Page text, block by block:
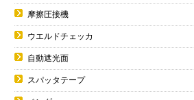
摩擦圧接機
ウエルドチェッカ
自動遮光面
スパッタテープ